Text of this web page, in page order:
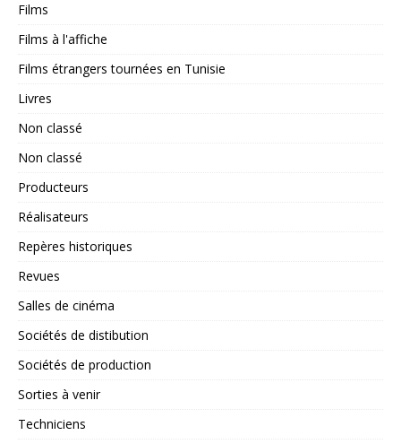
Films
Films à l'affiche
Films étrangers tournées en Tunisie
Livres
Non classé
Non classé
Producteurs
Réalisateurs
Repères historiques
Revues
Salles de cinéma
Sociétés de distibution
Sociétés de production
Sorties à venir
Techniciens